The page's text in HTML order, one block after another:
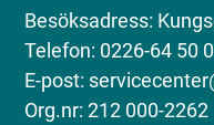
Besöksadress:
Telefon: 0226-64 50
E-post:
Org.nr: 212 000-2262